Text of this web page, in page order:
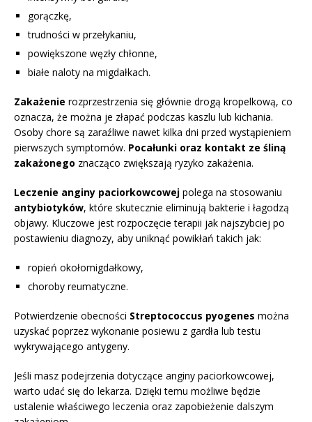
gorączkę,
trudności w przełykaniu,
powiększone węzły chłonne,
białe naloty na migdałkach.
Zakażenie rozprzestrzenia się głównie drogą kropelkową, co
oznacza, że można je złapać podczas kaszlu lub kichania.
Osoby chore są zaraźliwe nawet kilka dni przed wystąpieniem
pierwszych symptomów. Pocałunki oraz kontakt ze śliną
zakażonego znacząco zwiększają ryzyko zakażenia.
Leczenie anginy paciorkowcowej polega na stosowaniu
antybiotyków, które skutecznie eliminują bakterie i łagodzą
objawy. Kluczowe jest rozpoczęcie terapii jak najszybciej po
postawieniu diagnozy, aby uniknąć powikłań takich jak:
ropień okołomigdałkowy,
choroby reumatyczne.
Potwierdzenie obecności Streptococcus pyogenes można
uzyskać poprzez wykonanie posiewu z gardła lub testu
wykrywającego antygeny.
Jeśli masz podejrzenia dotyczące anginy paciorkowcowej,
warto udać się do lekarza. Dzięki temu możliwe będzie
ustalenie właściwego leczenia oraz zapobieżenie dalszym